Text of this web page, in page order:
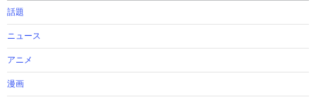
話題
ニュース
アニメ
漫画